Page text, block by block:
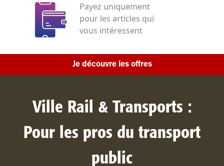
Payez uniquement
pour les articles qui
vous intéressent
Je découvre les offres
Ville Rail & Transports :
Pour les pros du transport
public